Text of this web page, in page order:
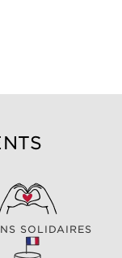
SOLIDAIRES